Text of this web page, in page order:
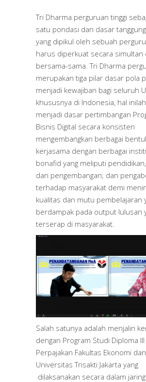
Tri Dharma perguruan tinggi
satu pondasi dan dasar
yang dipikul oleh sebuah
harus diperkuat secara simultan
bersama-sama. Tri Dharma
merupakan tiga pilar dasar pola
menjadi kewajiban bagi seluruh
khususnya di Indonesia, hal
menjadi dasar pertimbangan
Bisnis Digital secara konsisten
mengembangkan berbagai
kerjasama dengan berbagai
bonafid yang meliputi
dan pengembangan; dan
terhadap masyarakat demi
kualitas dan mutu pembelajaran
berdampak pada output lulusan
terserap di masyarakat.
Salah satunya adalah menjalin
dengan Program Studi Diploma III
Perpajakan Fakultas Ekonomi
Universitas Trisakti Jakarta yang
dilaksanakan secara dalam